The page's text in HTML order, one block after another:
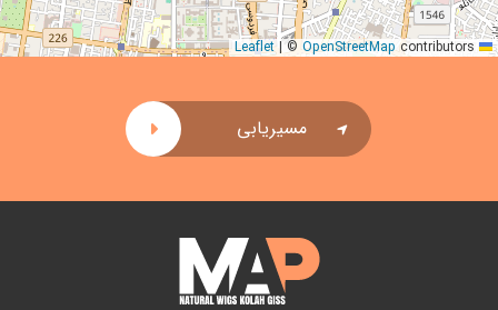
|© OpenStreetMapcontributors
مسیریابی